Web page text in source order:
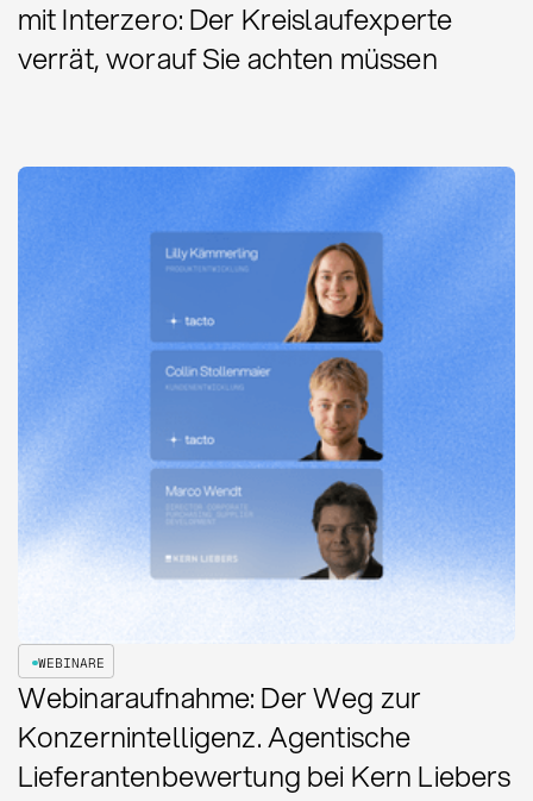
mit Interzero: Der Kreislaufexperte
verrät, worauf Sie achten müssen
WEBINARE
Webinaraufnahme: Der Weg zur
Konzernintelligenz. Agentische
Lieferantenbewertung bei Kern Liebers